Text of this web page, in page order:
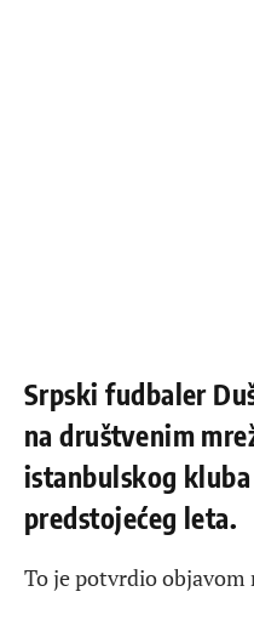
Srpski fudbaler
na društvenim
istanbulskog
predstojećeg leta.
To je potvrdio